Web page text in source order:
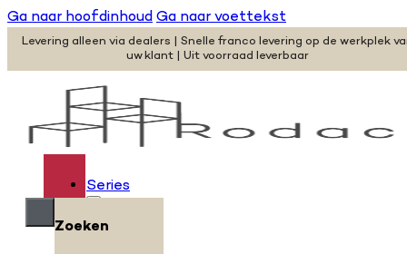
Ga naar hoofdinhoudGa naar voettekst
Levering alleen via dealers | Snelle franco levering op de werkplek
uw klant | Uit voorraad leverbaar
Series
Zoeken